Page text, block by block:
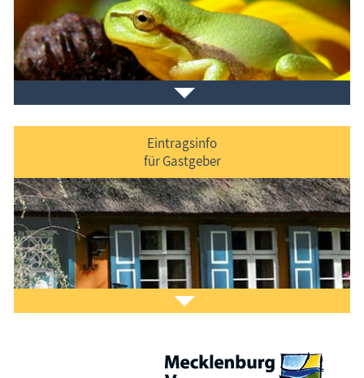
Veranstaltungenim Ferienort und in der Umgebung.
Laden Sie sich ein Stück Urlaub mit demFischland-
Darß-Zingst-Kalenderauf den Bildschirm.
Eintragsinfo
für Gastgeber